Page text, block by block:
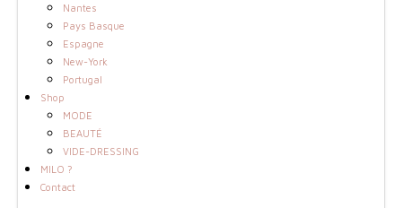
Nantes
Pays Basque
Espagne
New-York
Portugal
Shop
MODE
BEAUTÉ
VIDE-DRESSING
MILO ?
Contact